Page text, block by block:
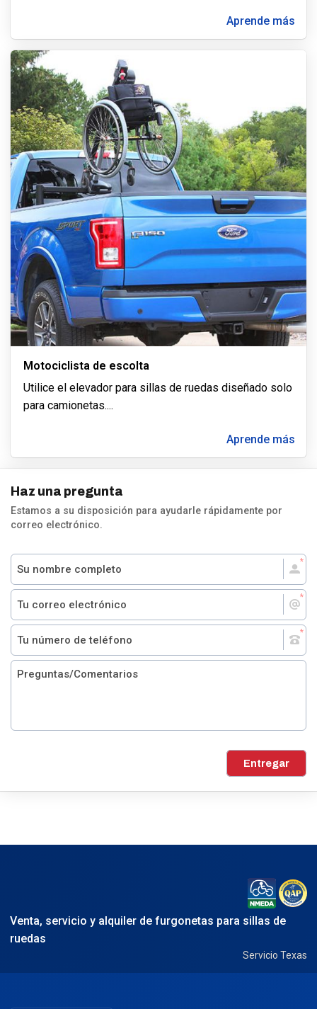
Aprende más
Motociclista de escolta
Utilice el elevador para sillas de ruedas diseñado solo
para camionetas....
Aprende más
Haz una pregunta
Estamos a su disposición para ayudarle rápidamente por
correo electrónico.
Entregar
Venta, servicio y alquiler de furgonetas para sillas de
ruedas
Servicio Texas